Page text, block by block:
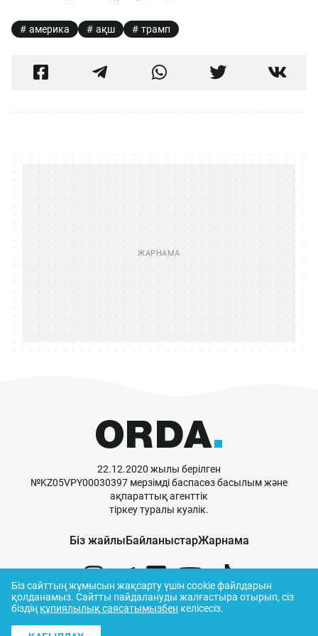
америка ақш трамп
22.12.2020 жылы берілген
№KZ05VPY00030397 мерзімді баспасөз басылым және
ақпараттық агенттік
тіркеу туралы куәлік.
Біз жайлыБайланыстарЖарнама
Біз сайттың жұмысын жақсарту үшін cookie файлдарын
қолданамыз. Сайтты пайдалануды жалғастыра отырып, сіз
біздің құпиялылық саясатымызбен келісесіз.